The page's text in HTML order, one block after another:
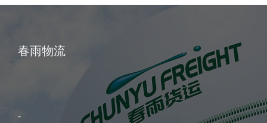
春雨物流
-